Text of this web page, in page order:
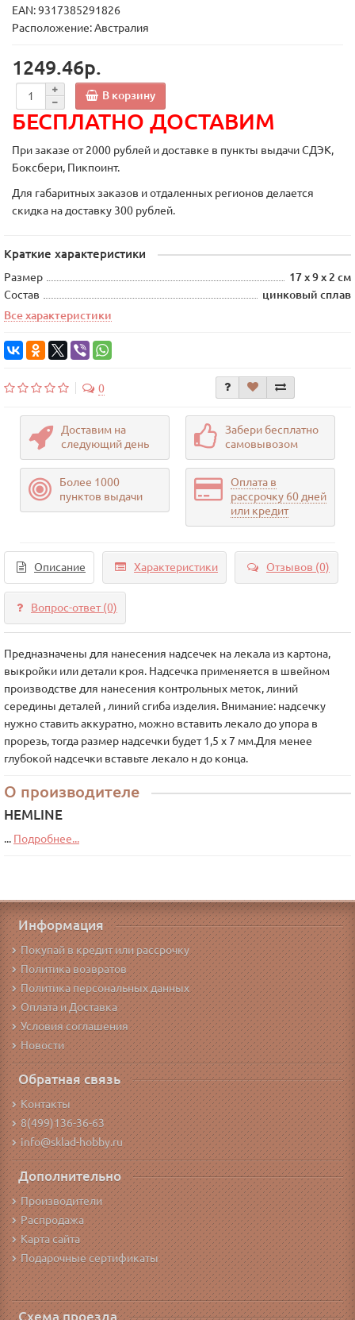
EAN: 9317385291826
Расположение: Австралия
1249.46р.
В корзину
БЕСПЛАТНО ДОСТАВИМ
При заказе от 2000 рублей и доставке в пункты выдачи СДЭК,
Боксбери, Пикпоинт.
Для габаритных заказов и отдаленных регионов делается
скидка на доставку 300 рублей.
Краткие характеристики
Размер
17 x 9 x 2 см
Состав
цинковый сплав
Все характеристики
0
Доставим на
следующий день
Забери бесплатно
самовывозом
Более 1000
пунктов выдачи
Оплата в
рассрочку 60 дней
или кредит
Описание Характеристики Отзывов (0)
Вопрос-ответ(0)
Предназначены для нанесения надсечек на лекала из картона,
выкройки или детали кроя. Надсечка применяется в швейном
производстве для нанесения контрольных меток, линий
середины деталей , линий сгиба изделия. Внимание: надсечку
нужно ставить аккуратно, можно вставить лекало до упора в
прорезь, тогда размер надсечки будет 1,5 х 7 мм.Для менее
глубокой надсечки вставьте лекало н до конца.
О производителе
HEMLINE
... Подробнее...
Информация
Покупай в кредит или рассрочку
Политика возвратов
Политика персональных данных
Оплата и Доставка
Условия соглашения
Новости
Обратная связь
Контакты
8(499)136-36-63
info@sklad-hobby.ru
Дополнительно
Производители
Распродажа
Карта сайта
Подарочные сертификаты
Схема проезда